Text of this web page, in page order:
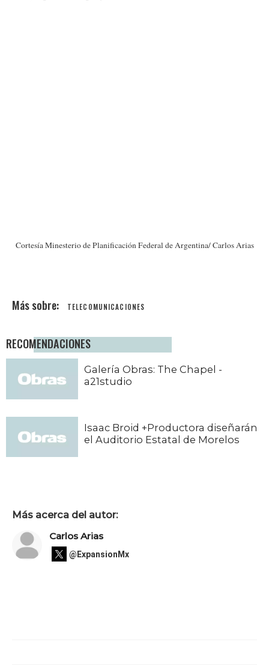
Cortesía Minesterio de Planificación Federal de Argentina/ Carlos Arias
TELECOMUNICACIONES
RECOMENDACIONES
Galería Obras: The Chapel -
a21studio
Isaac Broid +Productora diseñarán
el Auditorio Estatal de Morelos
Más acerca del autor:
Carlos Arias
@ExpansionMx